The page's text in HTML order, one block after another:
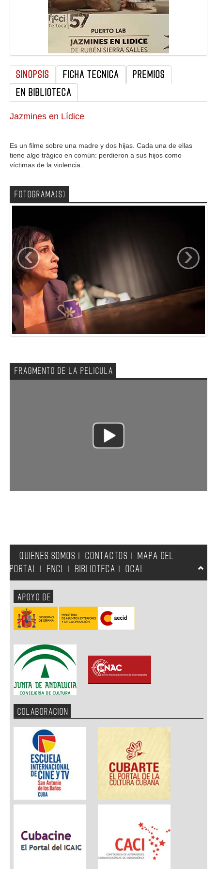
GALERIA
SINOPSIS FICHA TECNICA
PREMIOS
EN BIBLIOTECA
Jazmines en Lídice
Es un filme sobre una madre y dos hijas. Cada una de ellas
tiene algo trágico en común: perdieron a sus hijos como
víctimas de la violencia.
FOTOGRAMA(S)
‹ ›
FRAGMENTO DE LA PELICULA
QUIENES SOMOS CONTACTOS
MAPA DEL
PORTAL
FNCL BIBLIOTECA OCAL
APOYO DE
COLABORACION